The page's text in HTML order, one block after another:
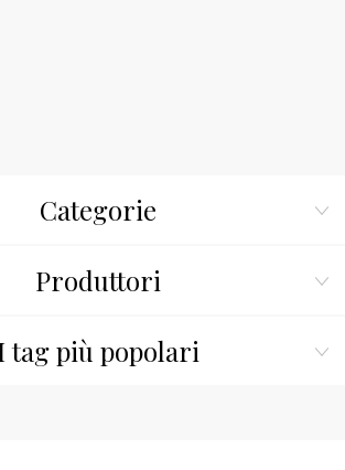
Categorie
Produttori
tag più popolari